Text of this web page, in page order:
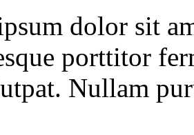
dolor sit
porttitor
Nullam